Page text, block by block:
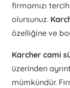
firmamızı
olursunuz.
özelliğine ve
Karcher cami
üzerinden
mümkündür.